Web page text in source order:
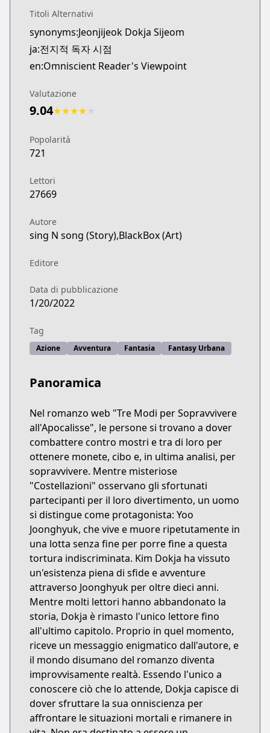
Titoli Alternativi
synonyms:Jeonjijeok Dokja Sijeom
ja:전지적 독자 시점
en:Omniscient Reader's Viewpoint
Valutazione
9.04★★★★
Popolarità
721
Lettori
27669
Autore
sing N song (Story),BlackBox (Art)
Editore
Data di pubblicazione
1/20/2022
Tag
Azione Avventura Fantasia Fantasy Urbana
Panoramica
Nel romanzo web "Tre Modi per Sopravvivere
all'Apocalisse", le persone si trovano a dover
combattere contro mostri e tra di loro per
ottenere monete, cibo e, in ultima analisi, per
sopravvivere. Mentre misteriose
"Costellazioni" osservano gli sfortunati
partecipanti per il loro divertimento, un uomo
si distingue come protagonista: Yoo
Joonghyuk, che vive e muore ripetutamente in
una lotta senza fine per porre fine a questa
tortura indiscriminata. Kim Dokja ha vissuto
un'esistenza piena di sfide e avventure
attraverso Joonghyuk per oltre dieci anni.
Mentre molti lettori hanno abbandonato la
storia, Dokja è rimasto l'unico lettore fino
all'ultimo capitolo. Proprio in quel momento,
riceve un messaggio enigmatico dall'autore, e
il mondo disumano del romanzo diventa
improvvisamente realtà. Essendo l'unico a
conoscere ciò che lo attende, Dokja capisce di
dover sfruttare la sua onniscienza per
affrontare le situazioni mortali e rimanere in